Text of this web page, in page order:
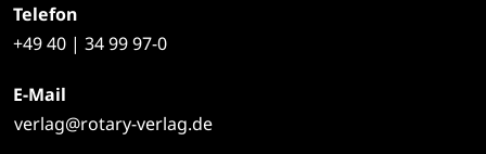
Telefon
+4940 | 34 99 97-0
E-Mail
verlag@rotary-verlag.de